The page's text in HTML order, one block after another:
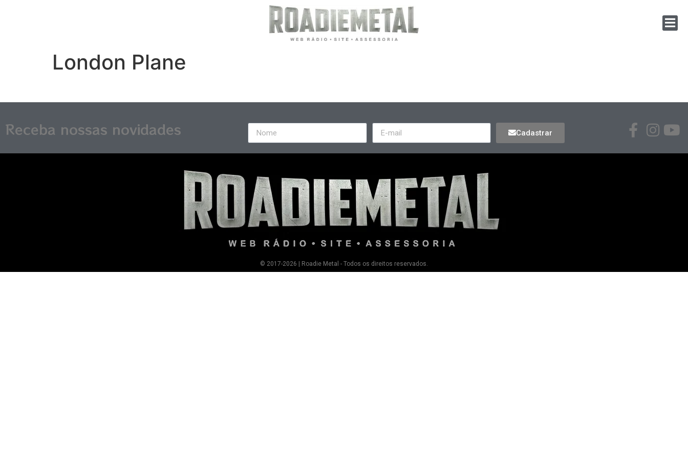
London Plane
Receba nossas novidades Cadastrar
© 2017-2026 | Roadie Metal - Todos os direitos reservados.